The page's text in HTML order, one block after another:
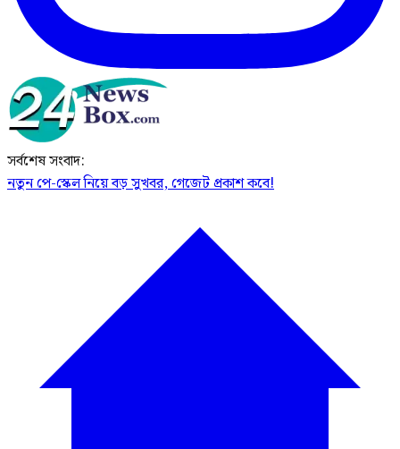
সর্বশেষ সংবাদ:
নতুন পে-স্কেল নিয়ে বড় সুখবর, গেজেট প্রকাশ কবে!